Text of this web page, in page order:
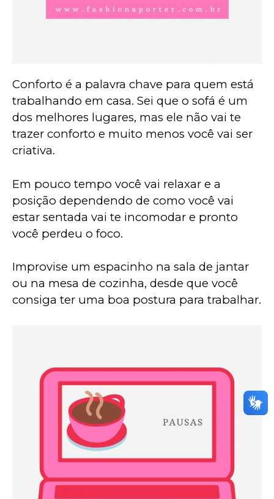
Conforto é a palavra chave para quem está
trabalhando em casa. Sei que o sofá é um
dos melhores lugares, mas ele não vai te
trazer conforto e muito menos você vai ser
criativa.
Em pouco tempo você vai relaxar e a
posição dependendo de como você vai
estar sentada vai te incomodar e pronto
você perdeu o foco.
Improvise um espacinho na sala de jantar
ou na mesa de cozinha, desde que você
consiga ter uma boa postura para trabalhar.